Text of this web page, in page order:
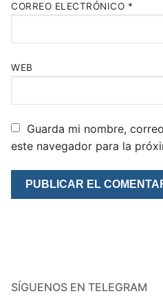
CORREO ELECTRÓNICO *
WEB
Guarda mi nombre,
este navegador para la
SÍGUENOS EN TELEGRAM